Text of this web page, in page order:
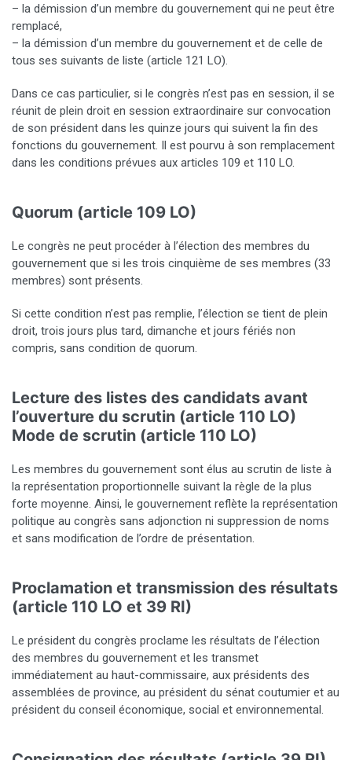
– la démission d’un membre du gouvernement qui ne peut être
remplacé,
– la démission d’un membre du gouvernement et de celle de
tous ses suivants de liste (article 121 LO).
Dans ce cas particulier, si le congrès n’est pas en session, il se
réunit de plein droit en session extraordinaire sur convocation
de son président dans les quinze jours qui suivent la fin des
fonctions du gouvernement. Il est pourvu à son remplacement
dans les conditions prévues aux articles 109 et 110 LO.
Quorum (article 109 LO)
Le congrès ne peut procéder à l’élection des membres du
gouvernement que si les trois cinquième de ses membres (33
membres) sont présents.
Si cette condition n’est pas remplie, l’élection se tient de plein
droit, trois jours plus tard, dimanche et jours fériés non
compris, sans condition de quorum.
Lecture des listes des candidats avant
l’ouverture du scrutin (article 110 LO)
Mode de scrutin (article 110 LO)
Les membres du gouvernement sont élus au scrutin de liste à
la représentation proportionnelle suivant la règle de la plus
forte moyenne. Ainsi, le gouvernement reflète la représentation
politique au congrès sans adjonction ni suppression de noms
et sans modification de l’ordre de présentation.
Proclamation et transmission des résultats
(article 110 LO et 39 RI)
Le président du congrès proclame les résultats de l’élection
des membres du gouvernement et les transmet
immédiatement au haut-commissaire, aux présidents des
assemblées de province, au président du sénat coutumier et au
président du conseil économique, social et environnemental.